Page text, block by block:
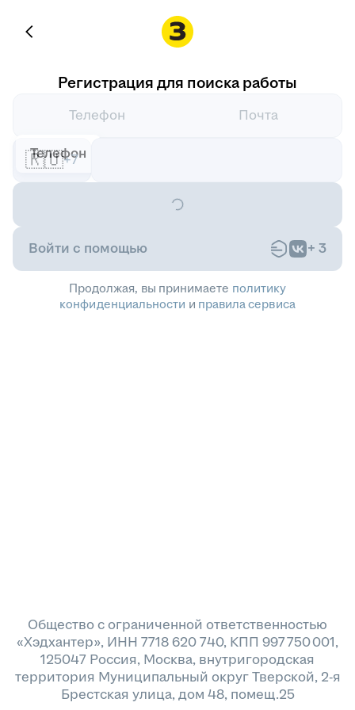
Регистрация для поиска работы
Телефон
Телефон
Почта
🇷🇺+7
Войти с помощью + 3
Продолжая, вы принимаете политику
конфиденциальности и правила сервиса
Общество с ограниченной ответственностью
«Хэдхантер», ИНН 7718 620 740, КПП 997 750 001,
125047 Россия, Москва, внутригородская
территория Муниципальный округ Тверской, 2-я
Брестская улица, дом 48, помещ.25